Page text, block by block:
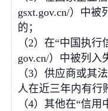
gsxt.gov.cn/）中
的；
（2）在“中国执
gov.cn/）中被列入
（3）供应商或其
人在近三年内有行
（4）其他在“信